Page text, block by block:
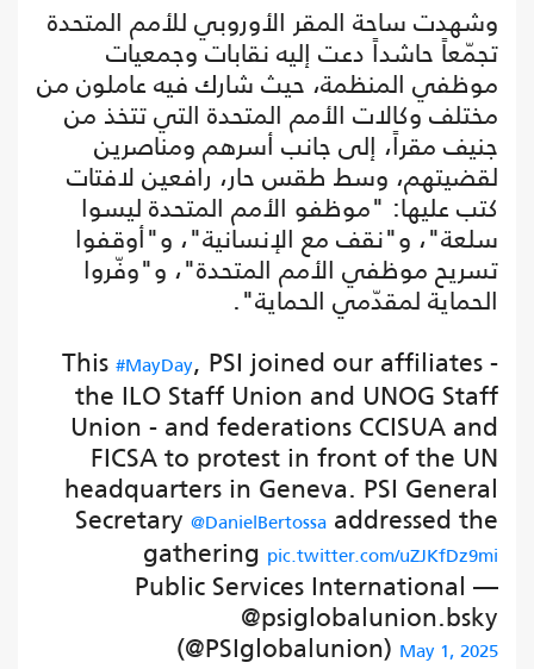
وشهدت ساحة المقر الأوروبي للأمم المتحدة
تجمّعاً حاشداً دعت إليه نقابات وجمعيات
موظفي المنظمة، حيث شارك فيه عاملون من
مختلف وكالات الأمم المتحدة التي تتخذ من
جنيف مقراً، إلى جانب أسرهم ومناصرين
لقضيتهم، وسط طقس حار، رافعين لافتات
كتب عليها: "موظفو الأمم المتحدة ليسوا
سلعة"، و"نقف مع الإنسانية"، و"أوقفوا
تسريح موظفي الأمم المتحدة"، و"وفّروا
الحماية لمقدّمي الحماية".
This #MayDay, PSI joined our affiliates -
the ILO Staff Union and UNOG Staff
Union - and federations CCISUA and
FICSA to protest in front of the UN
headquarters in Geneva. PSI General
Secretary @DanielBertossa addressed the
gathering pic.twitter.com/uZJKfDz9mi
— Public Services International
@psiglobalunion.bsky
(@PSIglobalunion) May 1, 2025